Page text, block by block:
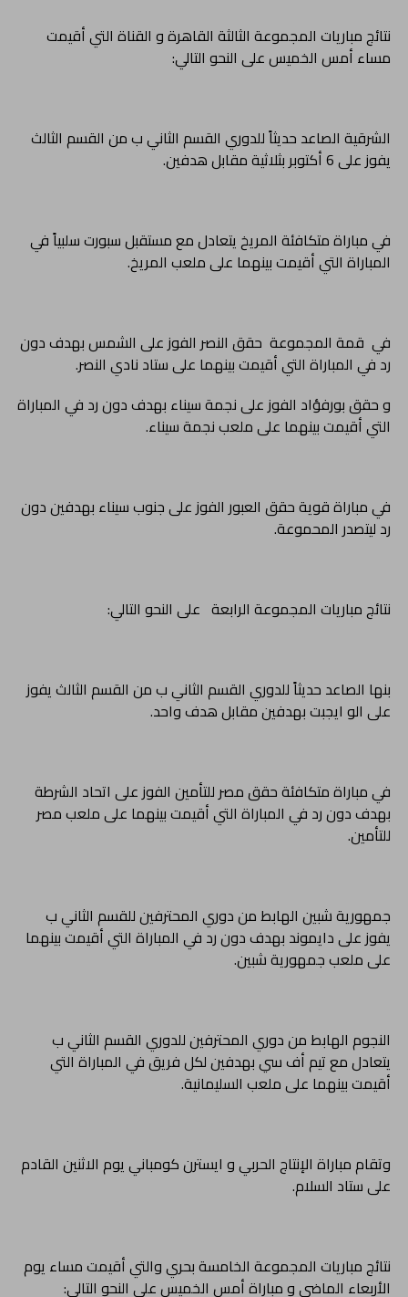
نتائج مباريات المجموعة الثالثة القاهرة و القناة التي أقيمت
مساء أمس الخميس على النحو التالي:
الشرقية الصاعد حديثاً للدوري القسم الثاني ب من القسم الثالث
يفوز على 6 أكتوبر بثلاثية مقابل هدفين.
في مباراة متكافئة المريخ يتعادل مع مستقبل سبورت سلبياً في
المباراة التي أقيمت بينهما على ملعب المريخ.
في قمة المجموعة حقق النصر الفوز على الشمس بهدف دون
رد في المباراة التي أقيمت بينهما على ستاد نادي النصر.
و حقق بورفؤاد الفوز على نجمة سيناء بهدف دون رد في المباراة
التي أقيمت بينهما على ملعب نجمة سيناء.
في مباراة قوية حقق العبور الفوز على جنوب سيناء بهدفين دون
رد ليتصدر المحموعة.
نتائج مباريات المجموعة الرابعة على النحو التالي:
بنها الصاعد حديثاً للدوري القسم الثاني ب من القسم الثالث يفوز
على الو ايجبت بهدفين مقابل هدف واحد.
في مباراة متكافئة حقق مصر للتأمين الفوز على اتحاد الشرطة
بهدف دون رد في المباراة التي أقيمت بينهما على ملعب مصر
للتأمين.
جمهورية شبين الهابط من دوري المحترفين للقسم الثاني ب
يفوز على دايموند بهدف دون رد في المباراة التي أقيمت بينهما
على ملعب جمهورية شبين.
النجوم الهابط من دوري المحترفين للدوري القسم الثاني ب
يتعادل مع تيم أف سي بهدفين لكل فريق في المباراة التي
أقيمت بينهما على ملعب السليمانية.
وتقام مباراة الإنتاج الحربي و ايسترن كومباني يوم الاثنين القادم
على ستاد السلام.
نتائج مباريات المجموعة الخامسة بحري والتي أقيمت مساء يوم
الأربعاء الماضي و مباراة أمس الخميس على النحو التالي: